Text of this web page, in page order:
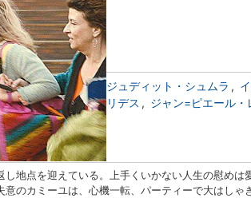
サミール・ゲスミ ジュディット・シュムラ
ーズ
ドュニ・ポダリデス ジャン=ピエール・
し地点を迎えている。上手くいかない人生の慰め
のカミーユは、心機一転、パーティーで大はし